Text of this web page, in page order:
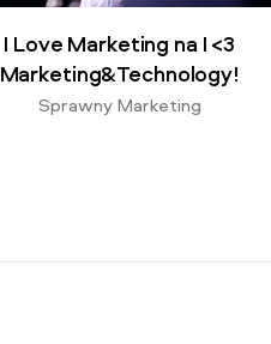
I Love Marketing na I <3
Marketing&Technology!
Sprawny Marketing